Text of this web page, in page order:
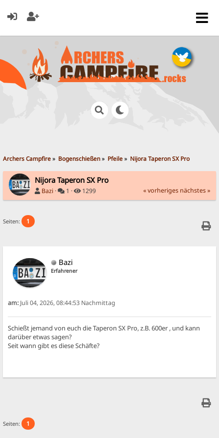
Archers Campfire» Bogenschießen» Pfeile» Nijora Taperon SX Pro
Nijora Taperon SX Pro
Bazi · 1 · 1299 « vorheriges nächstes »
Seiten: 1
Bazi
Erfahrener
am: Juli 04, 2026, 08:44:53 Nachmittag
Schießt jemand von euch die Taperon SX Pro, z.B. 600er , und kann
darüber etwas sagen?
Seit wann gibt es diese Schäfte?
Seiten: 1